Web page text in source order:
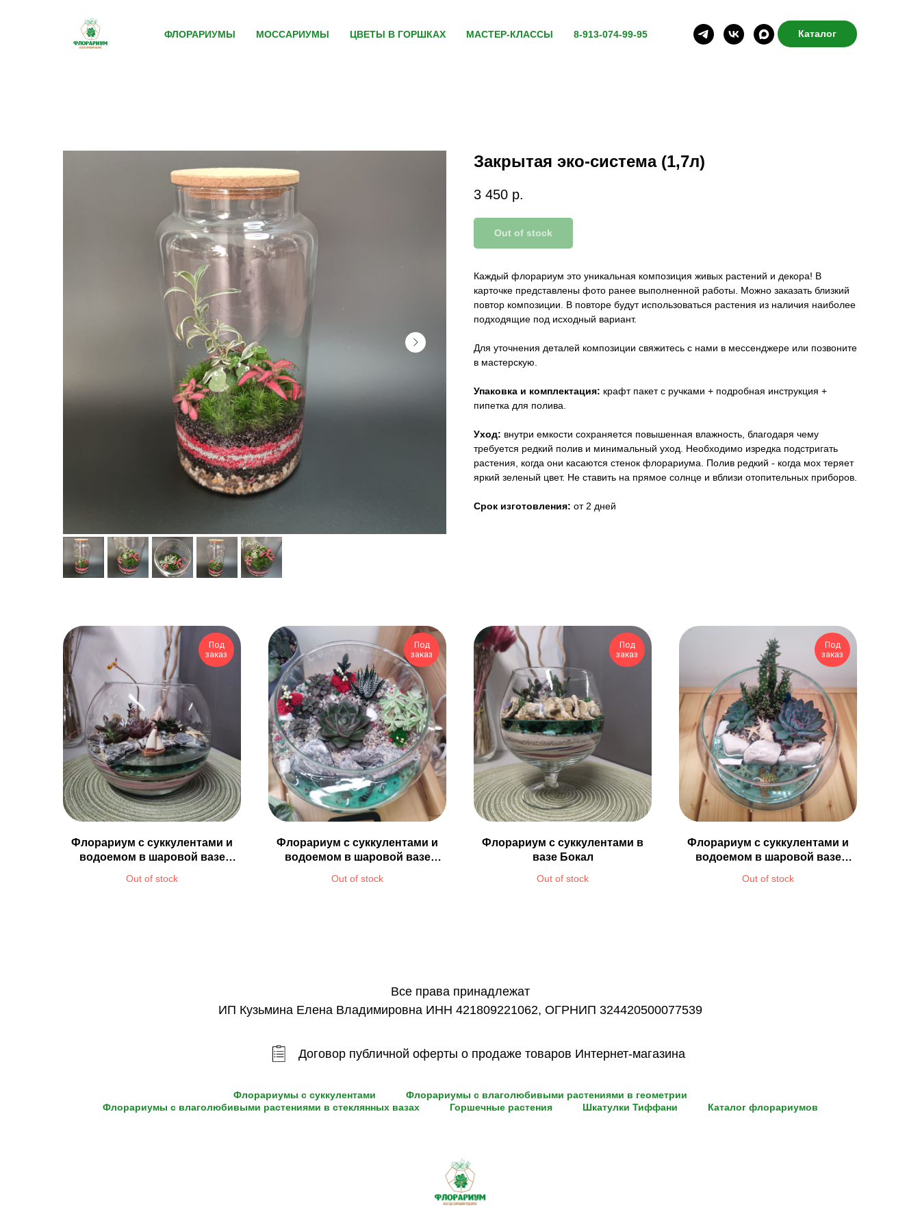
ФЛОРАРИУМЫ МОССАРИУМЫ ЦВЕТЫ В ГОРШКАХ МАСТЕР-КЛАССЫ 8-913-074-99-95 Каталог
Закрытая эко-система (1,7л)
3 450 р.
Out of stock
Каждый флорариум это уникальная композиция живых растений и декора! В
карточке представлены фото ранее выполненной работы. Можно заказать близкий
повтор композиции. В повторе будут использоваться растения из наличия наиболее
подходящие под исходный вариант.
Для уточнения деталей композиции свяжитесь с нами в мессенджере или позвоните
в мастерскую.
Упаковка и комплектация: крафт пакет с ручками + подробная инструкция +
пипетка для полива.
Уход: внутри емкости сохраняется повышенная влажность, благодаря чему
требуется редкий полив и минимальный уход. Необходимо изредка подстригать
растения, когда они касаются стенок флорариума. Полив редкий - когда мох теряет
яркий зеленый цвет. Не ставить на прямое солнце и вблизи отопительных приборов.
Срок изготовления: от 2 дней
Под
заказ
Флорариум с суккулентами и
водоемом в шаровой вазе
Out of stock
Под
заказ
Флорариум с суккулентами и
водоемом в шаровой вазе
Out of stock
Под
заказ
Флорариум с суккулентами в
вазе Бокал
Out of stock
Под
заказ
Флорариум с суккулентами и
водоемом в шаровой вазе
Out of stock
Все права принадлежат
ИП Кузьмина Елена Владимировна ИНН 421809221062, ОГРНИП 324420500077539
Договор публичной оферты о продаже товаров Интернет-магазина
Флорариумы с суккулентами
Флорариумы с влаголюбивыми растениями в геометрии
Флорариумы с влаголюбивыми растениями в стеклянных вазах
Горшечные растения Шкатулки Тиффани Каталог флорариумов